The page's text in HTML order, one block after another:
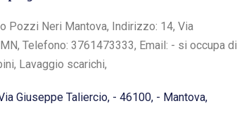
Pozzi Neri Mantova, Indirizzo: 14, Via
Telefono: 3761473333, Email: - si occupa di
Lavaggio scarichi,
Giuseppe Taliercio, - 46100, - Mantova,